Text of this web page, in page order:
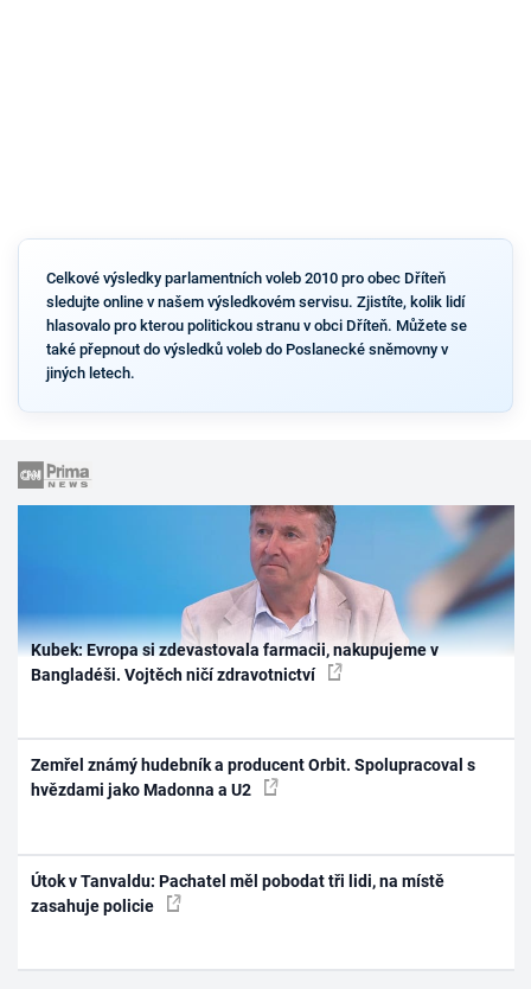
Celkové výsledky parlamentních voleb 2010 pro obec Dříteň
sledujte online v našem výsledkovém servisu. Zjistíte, kolik lidí
hlasovalo pro kterou politickou stranu v obci Dříteň. Můžete se
také přepnout do výsledků voleb do Poslanecké sněmovny v
jiných letech.
Kubek: Evropa si zdevastovala farmacii, nakupujeme v
Bangladéši. Vojtěch ničí zdravotnictví
Zemřel známý hudebník a producent Orbit. Spolupracoval s
hvězdami jako Madonna a U2
Útok v Tanvaldu: Pachatel měl pobodat tři lidi, na místě
zasahuje policie